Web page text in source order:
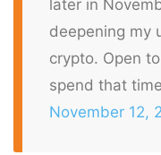
later in
deepening my
crypto. Open
spend that
November 12,